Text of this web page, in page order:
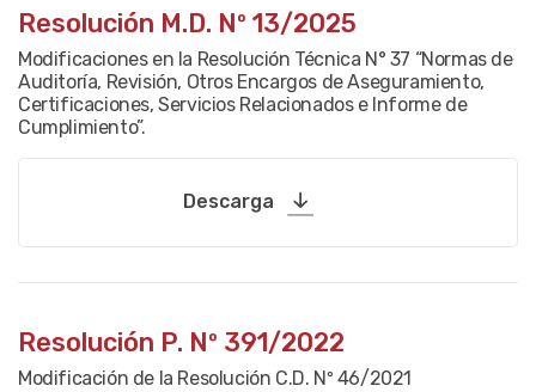
Resolución M.D. Nº 13/2025
Modificaciones en la Resolución Técnica N° 37 “Normas de
Auditoría, Revisión, Otros Encargos de Aseguramiento,
Certificaciones, Servicios Relacionados e Informe de
Cumplimiento”.
Descarga
Resolución P. Nº 391/2022
Modificación de la Resolución C.D. Nº 46/2021